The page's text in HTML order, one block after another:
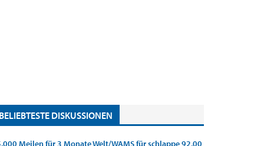
BELIEBTESTE DISKUSSIONEN
Meilen für 3 Monate Welt/WAMS für schlappe 92,00